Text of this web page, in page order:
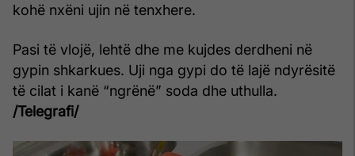
kohë nxëni ujin në tenxhere.
Pasi të vlojë, lehtë dhe me kujdes derdheni në
gypin shkarkues. Uji nga gypi do të lajë ndyrësitë
të cilat i kanë “ngrënë” soda dhe uthulla.
/Telegrafi/